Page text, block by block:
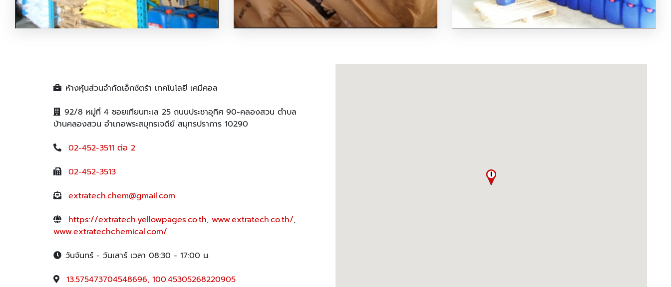
ห้างหุ้นส่วนจำกัดเอ็กซ์ตร้า เทคโนโลยี เคมีคอล
92/8 หมู่ที่ 4 ซอยเทียนทะเล 25 ถนนประชาอุทิศ 90-คลองสวน ตำบล
บ้านคลองสวน อำเภอพระสมุทรเจดีย์ สมุทรปราการ 10290
02-452-3511 ต่อ 2
02-452-3513
extratech.chem@gmail.com
https://extratech.yellowpages.co.th, www.extratech.co.th/,
www.extratechchemical.com/
วันจันทร์ - วันเสาร์ เวลา 08:30 - 17:00 น.
13.575473704548696, 100.45305268220905